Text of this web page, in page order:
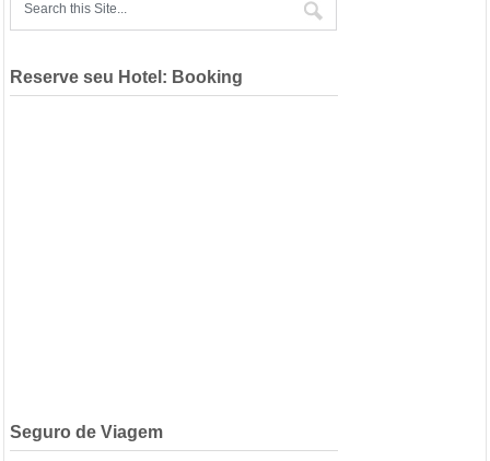
Reserve seu Hotel: Booking
Seguro de Viagem